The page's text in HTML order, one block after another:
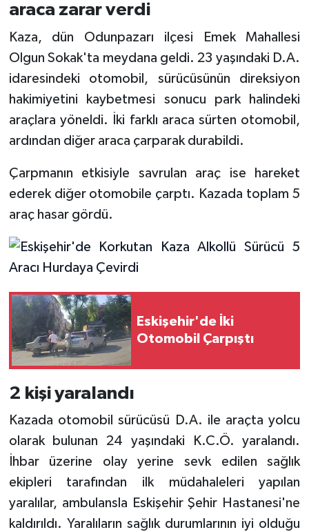
araca zarar verdi
Kaza, dün Odunpazarı ilçesi Emek Mahallesi
Olgun Sokak'ta meydana geldi. 23 yaşındaki D.A.
idaresindeki otomobil, sürücüsünün direksiyon
hakimiyetini kaybetmesi sonucu park halindeki
araçlara yöneldi. İki farklı araca sürten otomobil,
ardından diğer araca çarparak durabildi.
Çarpmanın etkisiyle savrulan araç ise hareket
ederek diğer otomobile çarptı. Kazada toplam 5
araç hasar gördü.
Eskişehir'de İki
Otomobil Çarpıştı
2 kişi yaralandı
Kazada otomobil sürücüsü D.A. ile araçta yolcu
olarak bulunan 24 yaşındaki K.C.Ö. yaralandı.
İhbar üzerine olay yerine sevk edilen sağlık
ekipleri tarafından ilk müdahaleleri yapılan
yaralılar, ambulansla Eskişehir Şehir Hastanesi'ne
kaldırıldı. Yaralıların sağlık durumlarının iyi olduğu